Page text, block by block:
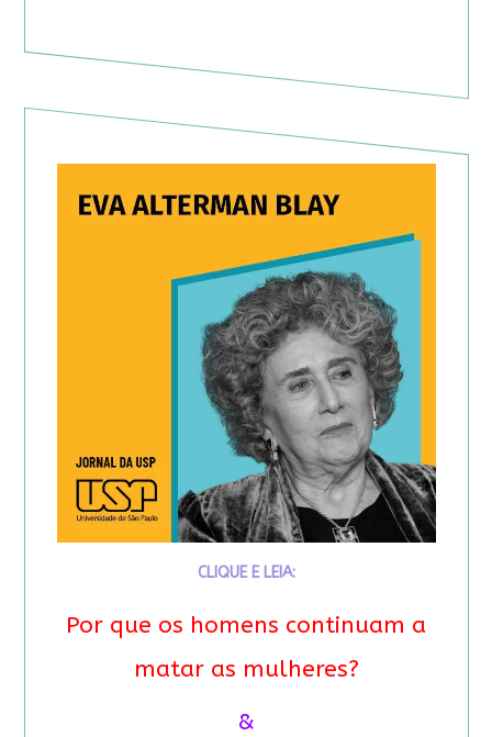
CLIQUE E LEIA:
Por que os homens continuam a
matar as mulheres?
&